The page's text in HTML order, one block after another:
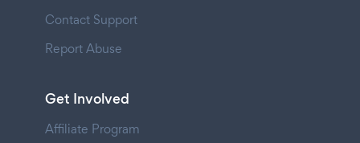
Contact Support
Report Abuse
Get Involved
Affiliate Program